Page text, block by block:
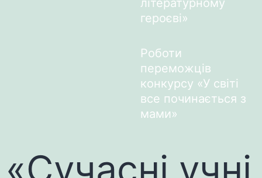
літературному
героєві»
Роботи
переможців
конкурсу «У світі
все починається з
мами»
«Сучасні учні